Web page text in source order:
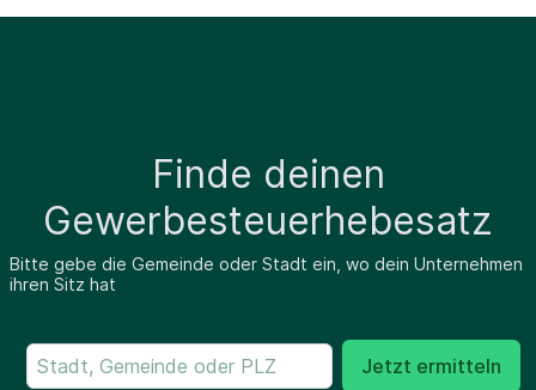
Finde deinen
Gewerbesteuerhebesatz
Bitte gebe die Gemeinde oder Stadt ein, wo dein Unternehmen
ihren Sitz hat
Jetzt ermitteln